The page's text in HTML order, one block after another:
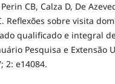
Perin CB, Calza D, De
Reflexões sobre visita
qualificado e integral
Pesquisa e Extensão
2: e14084.